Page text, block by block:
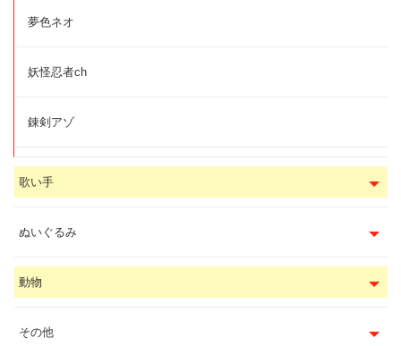
夢色ネオ
妖怪忍者ch
錬剣アゾ
歌い手
ぬいぐるみ
動物
その他